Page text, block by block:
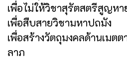
เพื่อไม่ให้วิชาสุรัตสตรีสูญหา
เพื่อสืบสายวิชามหาปถมัง
เพื่อสร้างวัตถุมงคลด้านเมต
ลาภ